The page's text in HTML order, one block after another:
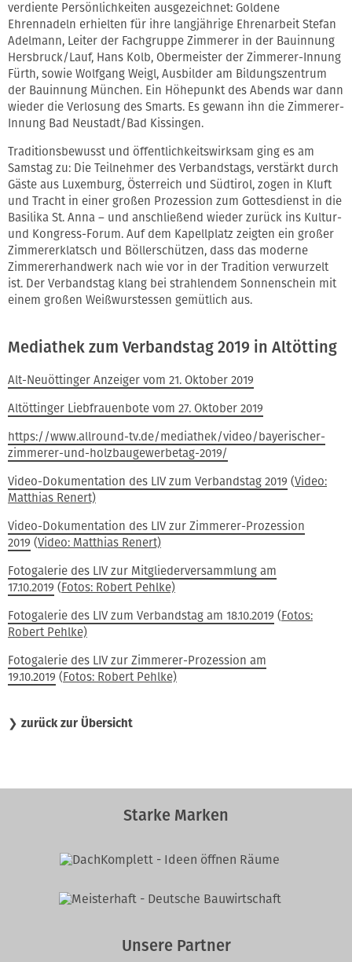
verdiente Persönlichkeiten ausgezeichnet: Goldene
Ehrennadeln erhielten für ihre langjährige Ehrenarbeit Stefan
Adelmann, Leiter der Fachgruppe Zimmerer in der Bauinnung
Hersbruck/Lauf, Hans Kolb, Obermeister der Zimmerer-Innung
Fürth, sowie Wolfgang Weigl, Ausbilder am Bildungszentrum
der Bauinnung München. Ein Höhepunkt des Abends war dann
wieder die Verlosung des Smarts. Es gewann ihn die Zimmerer-
Innung Bad Neustadt/Bad Kissingen.
Traditionsbewusst und öffentlichkeitswirksam ging es am
Samstag zu: Die Teilnehmer des Verbandstags, verstärkt durch
Gäste aus Luxemburg, Österreich und Südtirol, zogen in Kluft
und Tracht in einer großen Prozession zum Gottesdienst in die
Basilika St. Anna – und anschließend wieder zurück ins Kultur-
und Kongress-Forum. Auf dem Kapellplatz zeigten ein großer
Zimmererklatsch und Böllerschützen, dass das moderne
Zimmererhandwerk nach wie vor in der Tradition verwurzelt
ist. Der Verbandstag klang bei strahlendem Sonnenschein mit
einem großen Weißwurstessen gemütlich aus.
Mediathek zum Verbandstag 2019 in Altötting
Alt-Neuöttinger Anzeiger vom 21. Oktober 2019
Altöttinger Liebfrauenbote vom 27. Oktober 2019
https://www.allround-tv.de/mediathek/video/bayerischer-
zimmerer-und-holzbaugewerbetag-2019/
Video-Dokumentation des LIV zum Verbandstag 2019 (Video:
Matthias Renert)
Video-Dokumentation des LIV zur Zimmerer-Prozession
2019 (Video: Matthias Renert)
Fotogalerie des LIV zur Mitgliederversammlung am
17.10.2019 (Fotos: Robert Pehlke)
Fotogalerie des LIV zum Verbandstag am 18.10.2019 (Fotos:
Robert Pehlke)
Fotogalerie des LIV zur Zimmerer-Prozession am
19.10.2019 (Fotos: Robert Pehlke)
❯ zurück zur Übersicht
Starke Marken
Unsere Partner